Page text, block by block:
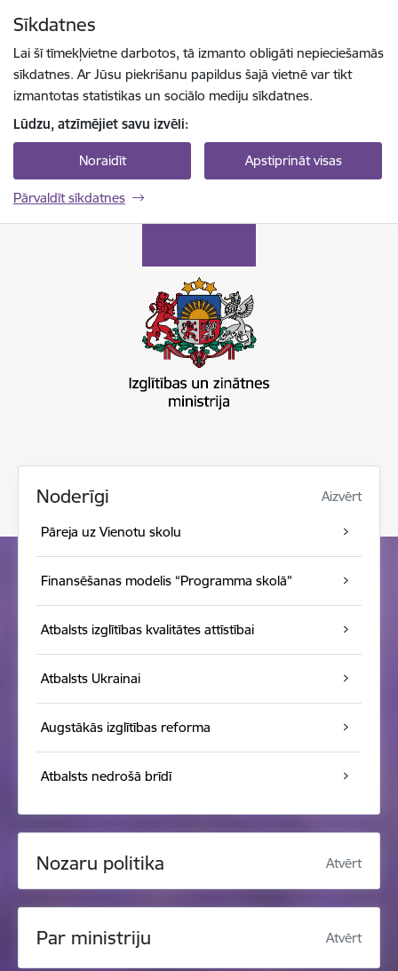
Sīkdatnes
Lai šī tīmekļvietne darbotos, tā izmanto obligāti nepieciešamās
sīkdatnes. Ar Jūsu piekrišanu papildus šajā vietnē var tikt
izmantotas statistikas un sociālo mediju sīkdatnes.
Lūdzu, atzīmējiet savu izvēli:
Noraidīt Apstiprināt visas
Pārvaldīt sīkdatnes
Noderīgi Aizvērt
Pāreja uz Vienotu skolu
Finansēšanas modelis “Programma skolā”
Atbalsts izglītības kvalitātes attīstībai
Atbalsts Ukrainai
Augstākās izglītības reforma
Atbalsts nedrošā brīdī
Nozaru politika Atvērt
Par ministriju Atvērt